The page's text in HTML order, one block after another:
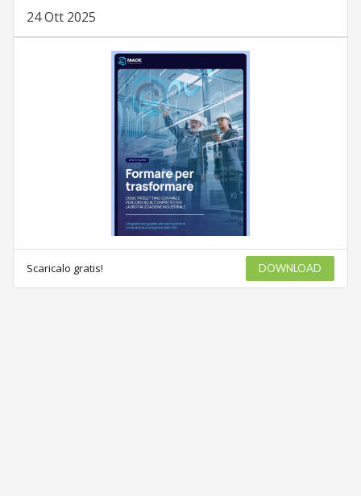
24 Ott 2025
Scaricalo gratis! DOWNLOAD